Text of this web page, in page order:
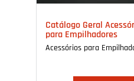
Catálogo Geral
para Empilhadores
Acessórios para